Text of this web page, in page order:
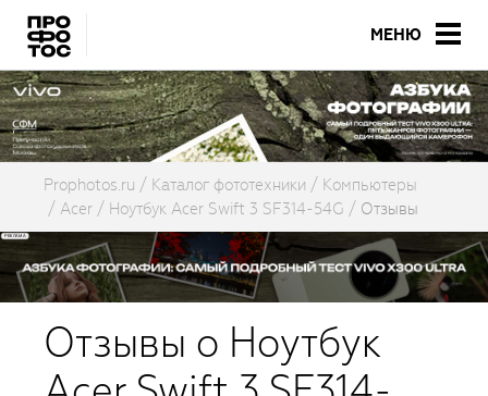
МЕНЮ
Prophotos.ru Каталог фототехники
Компьютеры
Acer
Ноутбук Acer Swift 3 SF314-54G Отзывы
Отзывы о Ноутбук